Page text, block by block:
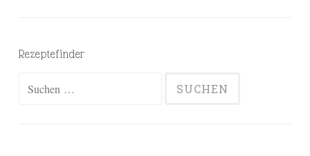
Rezeptefinder